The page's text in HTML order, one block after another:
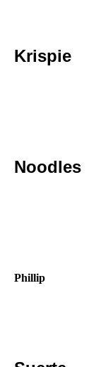
Krispie
Noodles
Phillip